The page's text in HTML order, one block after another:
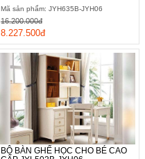
Mã sản phẩm: JYH635B-JYH06
8.227.500đ
16.200.000đ
BỘ BÀN GHẾ HỌC CHO BÉ CAO